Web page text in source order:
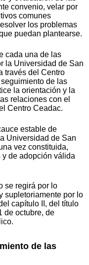
convenio, velar por
comunes
los problemas
puedan plantearse.
cada una de las
la Universidad de San
través del Centro
de las
la orientación y la
relaciones con el
Centro Ceadac.
estable de
Universidad de San
vez constituida,
de adopción válida
se regirá por lo
supletoriamente por lo
capítulo II, del título
de octubre, de
de las